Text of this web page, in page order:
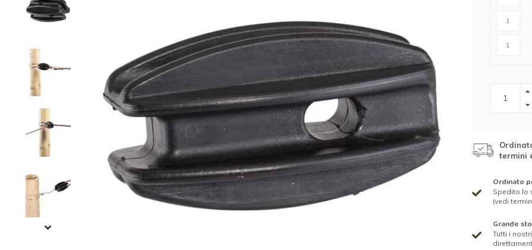
Filo per rete
Rete anti-insetti
Rete contro ratti
Reti per insetti
Rete contro tassi
Recinzione per lupi
Staccionata frangivista
Stuoie di canne
Recinzioni elettrificate
Reti di protezione per
l'orto
Recinzioni grondaie
termini
Ordinato
Spedito lo
(vedi
Grande
Tutti i